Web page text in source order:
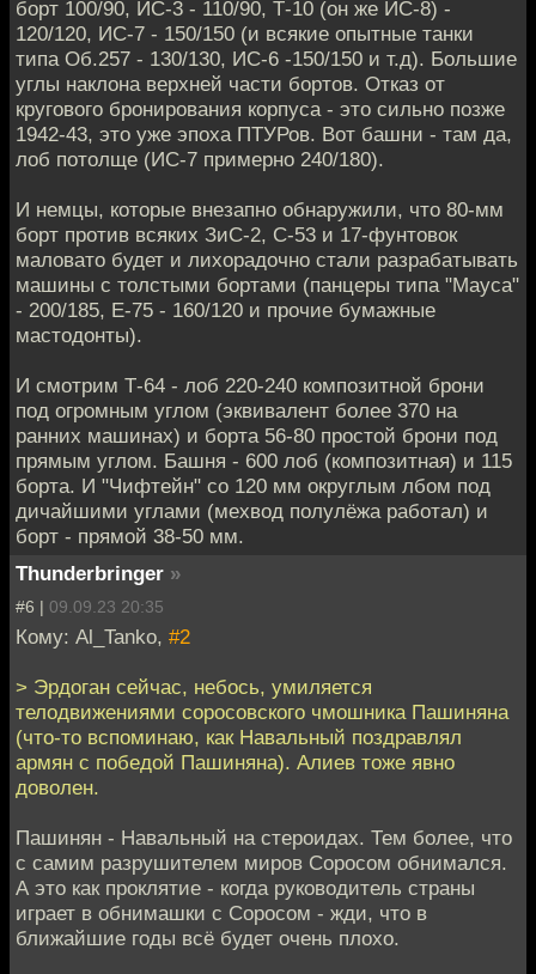
борт 100/90, ИС-3 - 110/90, Т-10 (он же ИС-8) -
120/120, ИС-7 - 150/150 (и всякие опытные танки
типа Об.257 - 130/130, ИС-6 -150/150 и т.д). Большие
углы наклона верхней части бортов. Отказ от
кругового бронирования корпуса - это сильно позже
1942-43, это уже эпоха ПТУРов. Вот башни - там да,
лоб потолще (ИС-7 примерно 240/180).
И немцы, которые внезапно обнаружили, что 80-мм
борт против всяких ЗиС-2, С-53 и 17-фунтовок
маловато будет и лихорадочно стали разрабатывать
машины с толстыми бортами (панцеры типа "Мауса"
- 200/185, Е-75 - 160/120 и прочие бумажные
мастодонты).
И смотрим Т-64 - лоб 220-240 композитной брони
под огромным углом (эквивалент более 370 на
ранних машинах) и борта 56-80 простой брони под
прямым углом. Башня - 600 лоб (композитная) и 115
борта. И "Чифтейн" со 120 мм округлым лбом под
дичайшими углами (мехвод полулёжа работал) и
борт - прямой 38-50 мм.
Thunderbringer »
#6 | 09.09.23 20:35
Кому: Al_Tanko, #2
> Эрдоган сейчас, небось, умиляется
телодвижениями соросовского чмошника Пашиняна
(что-то вспоминаю, как Навальный поздравлял
армян с победой Пашиняна). Алиев тоже явно
доволен.
Пашинян - Навальный на стероидах. Тем более, что
с самим разрушителем миров Соросом обнимался.
А это как проклятие - когда руководитель страны
играет в обнимашки с Соросом - жди, что в
ближайшие годы всё будет очень плохо.